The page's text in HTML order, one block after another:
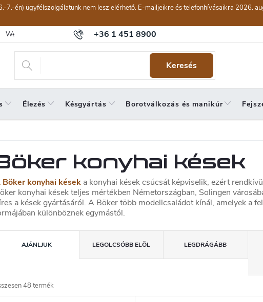
7.-én) ügyfélszolgálatunk nem lesz elérhető. E-mailjeikre és telefonhívásaikra 2026.
+36 1 451 8900
Webáruház értékelése Általános szerződési feltételek
Keresés
Élezés Késgyártás Borotválkozás és manikűr
konyhai kések
Böker konyhai kések a konyhai kések csúcsát képviselik, ezért
konyhai kések teljes mértékben Németországban, Solingen
a kések gyártásáról. A Böker több modellcsaládot kínál, amelyek a
különböznek egymástól.
AJÁNLJUK LEGOLCSÓBB ELÖL LEGDRÁGÁBB
48 termék